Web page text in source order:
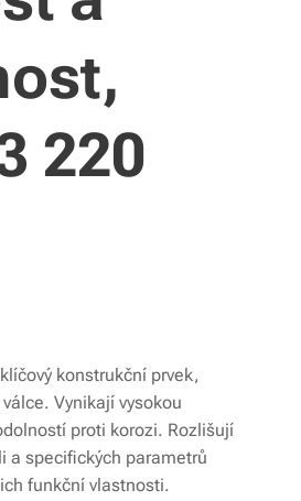
220
konstrukční prvek,
Vynikají vysokou
proti korozi. Rozlišují
a specifických parametrů
funkční vlastnosti.